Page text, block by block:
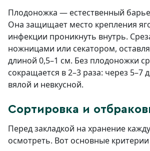
Плодоножка — естественный
Она защищает место крепления
инфекции проникнуть внутрь.
ножницами или секатором,
длиной 0,5–1 см. Без плодоножки
сокращается в 2–3 раза: через 5–7
вялой и невкусной.
Сортировка и
Перед закладкой на хранение
осмотреть. Вот основные